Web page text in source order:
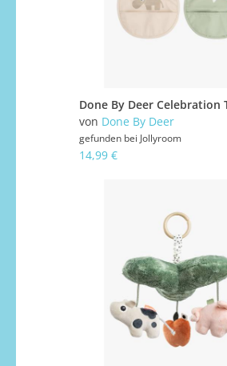
von Done By Deer
gefunden bei Jollyroom
14,99 €